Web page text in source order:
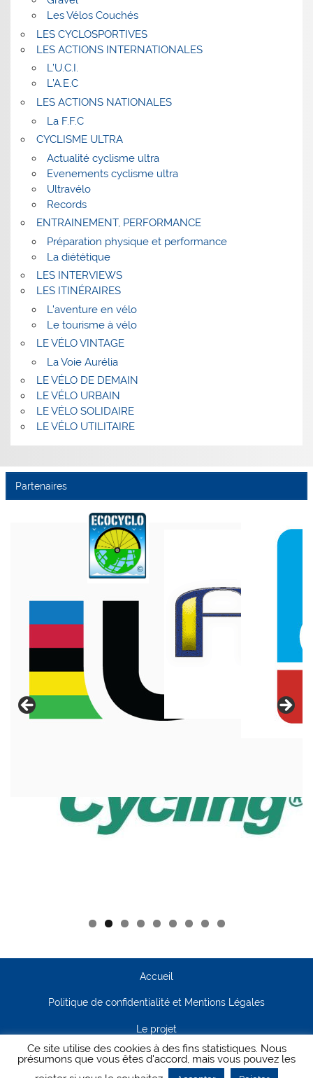
Les Vélos Couchés
LES CYCLOSPORTIVES
LES ACTIONS INTERNATIONALES
L’U.C.I.
L’A.E.C
LES ACTIONS NATIONALES
La F.F.C
CYCLISME ULTRA
Actualité cyclisme ultra
Evenements cyclisme ultra
Ultravélo
Records
ENTRAINEMENT, PERFORMANCE
Préparation physique et performance
La diététique
LES INTERVIEWS
LES ITINÉRAIRES
L’aventure en vélo
Le tourisme à vélo
LE VÉLO VINTAGE
La Voie Aurélia
LE VÉLO DE DEMAIN
LE VÉLO URBAIN
LE VÉLO SOLIDAIRE
LE VÉLO UTILITAIRE
Partenaires
Accueil
Politique de confidentialité et Mentions Légales
Le projet
Contact
Ce site utilise des cookies à des fins statistiques. Nous
présumons que vous êtes d'accord, mais vous pouvez les